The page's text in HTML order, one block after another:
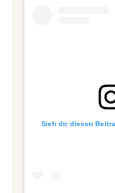
Sieh dir diesen